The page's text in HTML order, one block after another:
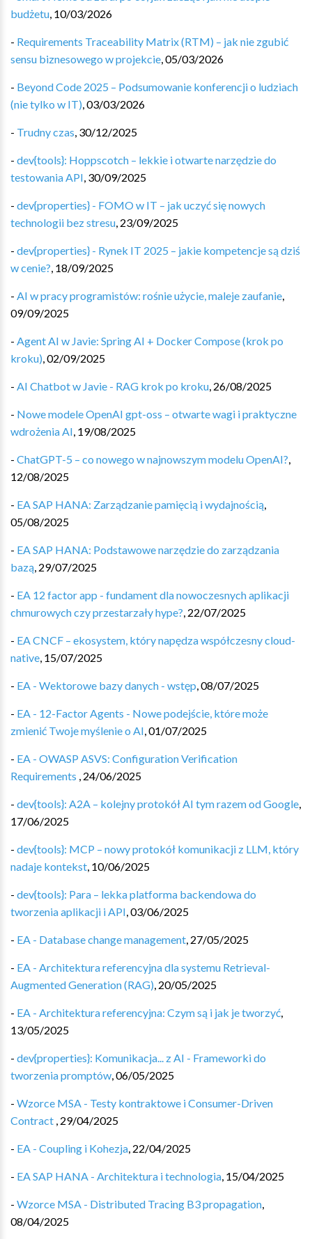
budżetu, 10/03/2026
- Requirements Traceability Matrix (RTM) – jak nie zgubić
sensu biznesowego w projekcie,05/03/2026
- Beyond Code 2025 – Podsumowanie konferencji o ludziach
(nie tylko w IT),03/03/2026
- Trudny czas, 30/12/2025
- dev{tools}: Hoppscotch – lekkie i otwarte narzędzie do
testowania API, 30/09/2025
- dev{properties} - FOMO w IT – jak uczyć się nowych
technologii bez stresu, 23/09/2025
- dev{properties} - Rynek IT 2025 – jakie kompetencje są dziś
w cenie?, 18/09/2025
- AI w pracy programistów: rośnie użycie, maleje zaufanie,
09/09/2025
- Agent AI w Javie: Spring AI + Docker Compose (krok po
kroku),02/09/2025
- AI Chatbot w Javie - RAG krok po kroku, 26/08/2025
- Nowe modele OpenAI gpt-oss – otwarte wagi i praktyczne
wdrożenia AI, 19/08/2025
- ChatGPT-5 – co nowego w najnowszym modelu OpenAI?,
12/08/2025
- EA SAP HANA: Zarządzanie pamięcią i wydajnością,
05/08/2025
- EA SAP HANA: Podstawowe narzędzie do zarządzania
bazą, 29/07/2025
- EA 12 factor app - fundament dla nowoczesnych aplikacji
chmurowych czy przestarzały hype?, 22/07/2025
- EA CNCF – ekosystem, który napędza współczesny cloud-
native, 15/07/2025
- EA - Wektorowe bazy danych - wstęp,08/07/2025
- EA - 12-Factor Agents - Nowe podejście, które może
zmienić Twoje myślenie o AI,01/07/2025
- EA - OWASP ASVS: Configuration Verification
Requirements , 24/06/2025
- dev{tools}: A2A – kolejny protokół AI tym razem od Google,
17/06/2025
- dev{tools}: MCP – nowy protokół komunikacji z LLM, który
nadaje kontekst, 10/06/2025
- dev{tools}: Para – lekka platforma backendowa do
tworzenia aplikacji i API,03/06/2025
- EA - Database change management, 27/05/2025
- EA - Architektura referencyjna dla systemu Retrieval-
Augmented Generation (RAG), 20/05/2025
- EA - Architektura referencyjna: Czym są i jak je tworzyć,
13/05/2025
- dev{properties}: Komunikacja... z AI - Frameworki do
tworzenia promptów,06/05/2025
- Wzorce MSA - Testy kontraktowe i Consumer-Driven
Contract , 29/04/2025
- EA - Coupling i Kohezja, 22/04/2025
- EA SAP HANA - Architektura i technologia, 15/04/2025
- Wzorce MSA - Distributed Tracing B3 propagation,
08/04/2025